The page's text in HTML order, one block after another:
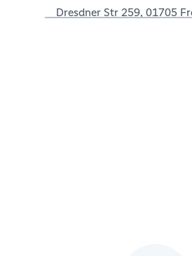
Dresdner Str 259, 01705